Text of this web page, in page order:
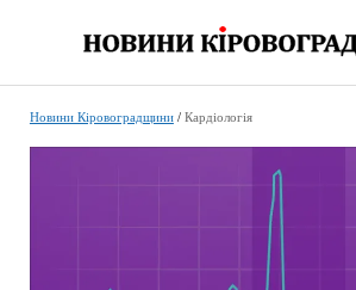
Новини Кіровоградщини/ Кардіологія